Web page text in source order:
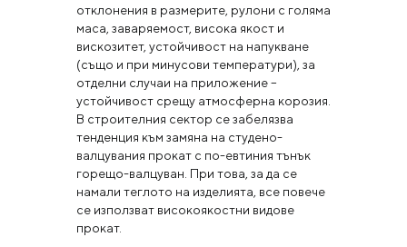
отклонения в размерите, рулони с голяма
маса, заваряемост, висока якост и
вискозитет, устойчивост на напукване
(също и при минусови температури), за
отделни случаи на приложение –
устойчивост срещу атмосферна корозия.
В строителния сектор се забелязва
тенденция към замяна на студено-
валцувания прокат с по-евтиния тънък
горещо-валцуван. При това, за да се
намали теглото на изделията, все повече
се използват високоякостни видове
прокат.